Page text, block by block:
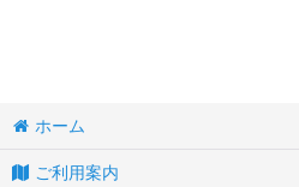
ホーム
ご利用案内